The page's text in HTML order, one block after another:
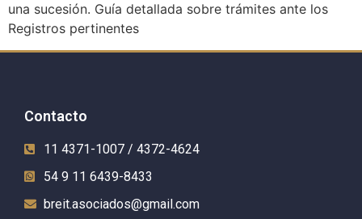
una sucesión. Guía detallada sobre trámites ante los
Registros pertinentes
Contacto
11 4371-1007 / 4372-4624
54 9 11 6439-8433
breit.asociados@gmail.com